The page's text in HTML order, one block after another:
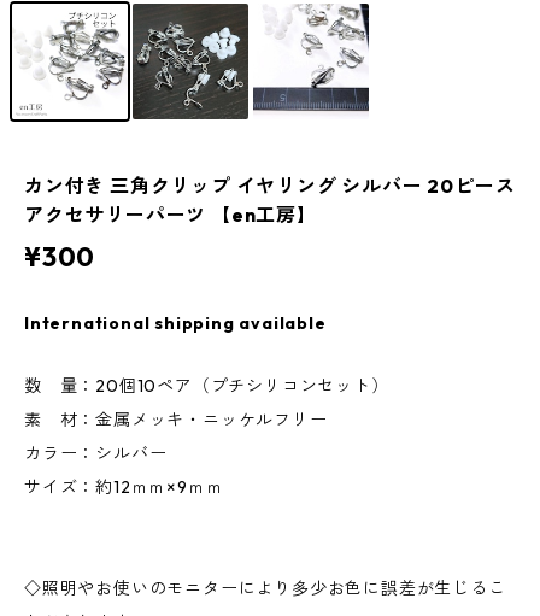
カン付き 三角クリップ イヤリング シルバー 20ピース
アクセサリーパーツ 【en工房】
¥300
International shipping available
数 量：20個10ペア（プチシリコンセット）
素 材：金属メッキ・ニッケルフリー
カラー：シルバー
サイズ：約12ｍｍ×9ｍｍ
◇照明やお使いのモニターにより多少お色に誤差が生じるこ